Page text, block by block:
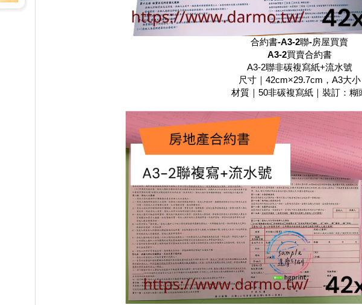
合約書-A3-2聯-房屋買賣
A3-2買賣合約書
A3-2聯非碳複寫紙+流水號
尺寸｜42cm×29.7cm，A3大小
材質｜50非碳複寫紙｜裝訂：糊